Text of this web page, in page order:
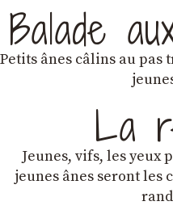
Balade
Petits ânes câlins au
La
Jeunes, vifs, les yeux
jeunes ânes seront les